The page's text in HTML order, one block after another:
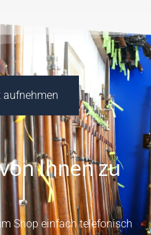
Ihnen zu
Shop einfach telefonisch